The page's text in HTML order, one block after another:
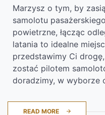
Marzysz o tym, by
samolotu
powietrzne, łącząc
latania to idealne
przedstawimy Ci
zostać pilotem
doradzimy, w wyborze
READ MORE